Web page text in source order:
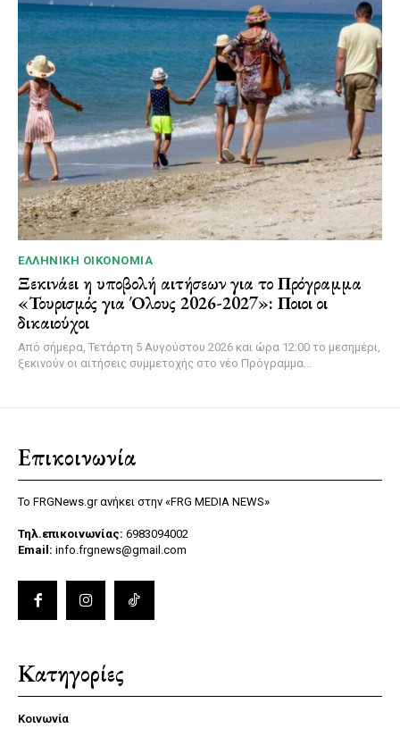
ΕΛΛΗΝΙΚΉ ΟΙΚΟΝΟΜΊΑ
Ξεκινάει η υποβολή αιτήσεων για το Πρόγραμμα
«Τουρισμός για Όλους 2026-2027»: Ποιοι οι
δικαιούχοι
Από σήμερα, Τετάρτη 5 Αυγούστου 2026 και ώρα 12:00 το μεσημέρι,
ξεκινούν οι αιτήσεις συμμετοχής στο νέο Πρόγραμμα...
Επικοινωνία
Το FRGNews.gr ανήκει στην «FRG MEDIA NEWS»
Τηλ.επικοινωνίας: 6983094002
Email: info.frgnews@gmail.com
Κατηγορίες
Κοινωνία